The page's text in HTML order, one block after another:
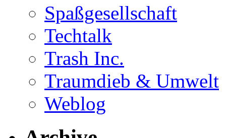
Spaßgesellschaft
Techtalk
Trash Inc.
Traumdieb & Umwelt
Weblog